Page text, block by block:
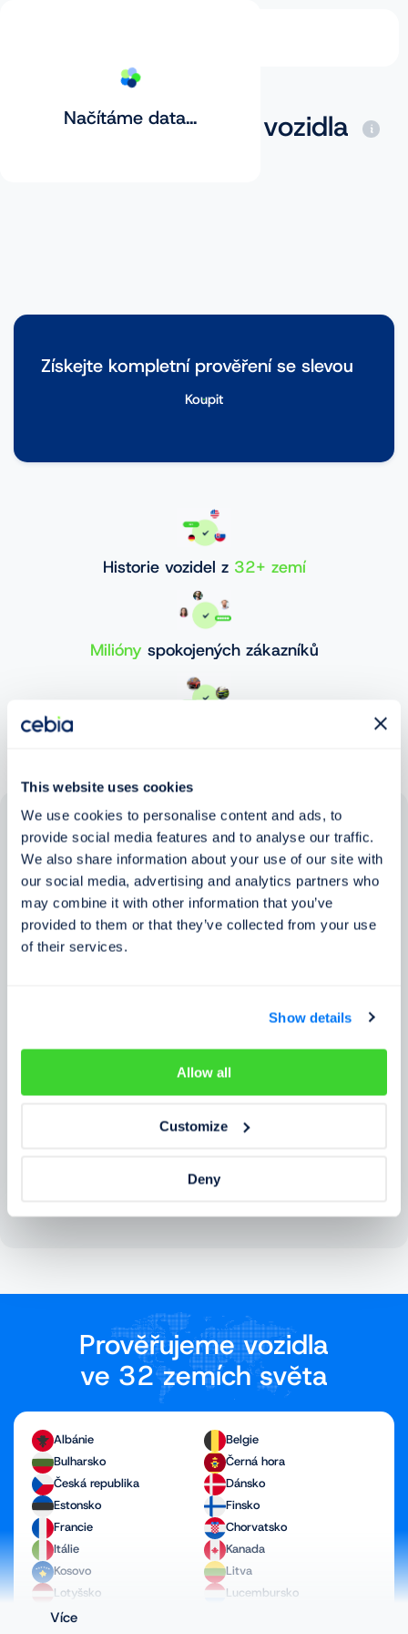
This website uses cookies
We use cookies to personalise content and ads, to
provide social media features and to analyse our traffic.
We also share information about your use of our site with
our social media, advertising and analytics partners who
may combine it with other information that you’ve
provided to them or that they’ve collected from your use
of their services.
Show details
Allow all
Customize
Deny
Načítáme data...
Základní prověření vozidla
Získejte kompletní prověření se slevou
Koupit
Historie vozidel z 32+ zemí
Milióny spokojených zákazníků
Zkušenosti zákazníků
Zjistěte, co o našem prověření říkají lidé
Prověřujeme vozidla
ve 32 zemích světa
Albánie
Belgie
Bulharsko
Černá hora
Česká republika
Dánsko
Estonsko
Finsko
Francie
Chorvatsko
Itálie
Kanada
Kosovo
Litva
Lotyšsko
Lucembursko
Maďarsko
Více